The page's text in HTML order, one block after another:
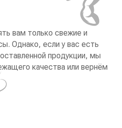
вам только свежие и
Однако, если у вас есть
продукции, мы
качества или вернём